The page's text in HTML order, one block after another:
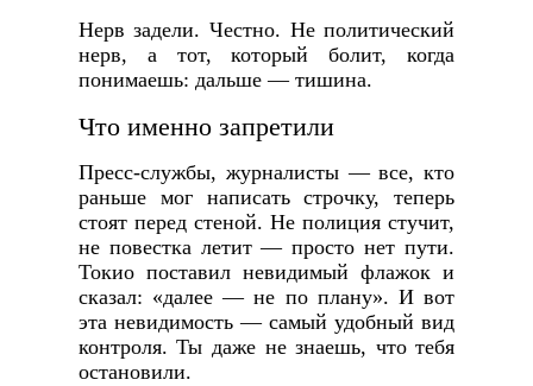
Нерв задели. Честно. Не политический
нерв, а тот, который болит, когда
понимаешь: дальше — тишина.
Что именно запретили
Пресс-службы, журналисты — все, кто
раньше мог написать строчку, теперь
стоят перед стеной. Не полиция стучит,
не повестка летит — просто нет пути.
Токио поставил невидимый флажок и
сказал: «далее — не по плану». И вот
эта невидимость — самый удобный вид
контроля. Ты даже не знаешь, что тебя
остановили.